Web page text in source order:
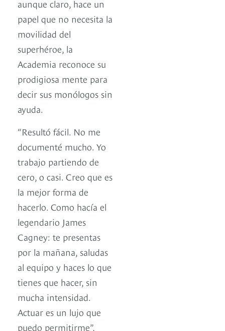
aunque claro, hace un
papel que no necesita la
movilidad del
superhéroe, la
Academia reconoce su
prodigiosa mente para
decir sus monólogos sin
ayuda.
“Resultó fácil. No me
documenté mucho. Yo
trabajo partiendo de
cero, o casi. Creo que es
la mejor forma de
hacerlo. Como hacía el
legendario James
Cagney: te presentas
por la mañana, saludas
al equipo y haces lo que
tienes que hacer, sin
mucha intensidad.
Actuar es un lujo que
puedo permitirme”,